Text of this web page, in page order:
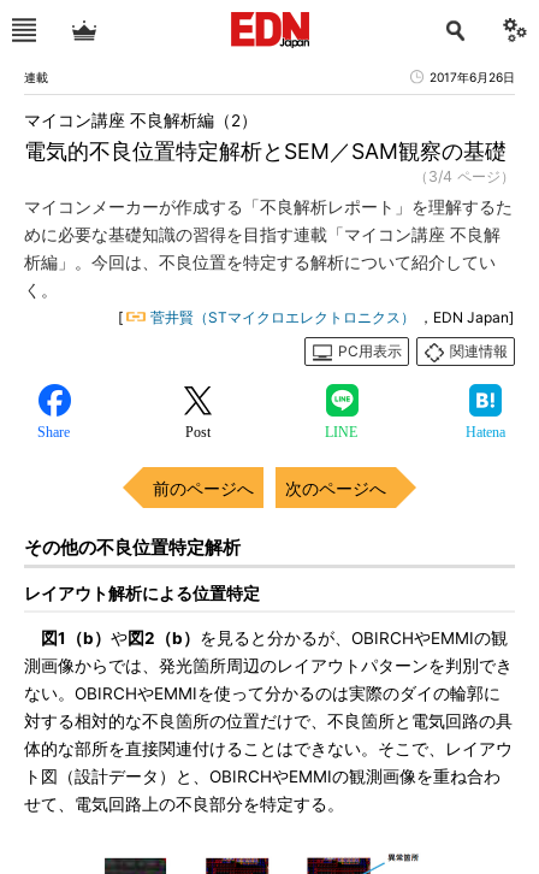
連載 2017年6月26日
電気的不良位置特定解析とSEM／SAM観察の基礎
マイコン講座 不良解析編（2）
（3/4 ページ）
マイコンメーカーが作成する「不良解析レポート」を理解するた
めに必要な基礎知識の習得を目指す連載「マイコン講座 不良解
析編」。今回は、不良位置を特定する解析について紹介してい
く。
[ 菅井賢（STマイクロエレクトロニクス）
，EDN Japan]
PC用表示
関連情報
Share Post LINE Hatena
前のページへ 次のページへ
その他の不良位置特定解析
レイアウト解析による位置特定
図1（b） や図2（b） を見ると分かるが、OBIRCHやEMMIの観
測画像からでは、発光箇所周辺のレイアウトパターンを判別でき
ない。OBIRCHやEMMIを使って分かるのは実際のダイの輪郭に
対する相対的な不良箇所の位置だけで、不良箇所と電気回路の具
体的な部所を直接関連付けることはできない。そこで、レイアウ
ト図（設計データ）と、OBIRCHやEMMIの観測画像を重ね合わ
せて、電気回路上の不良部分を特定する。